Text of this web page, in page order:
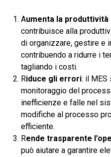
Aumenta la produttività
contribuisce alla
di organizzare, gestire e
contribuendo a ridurre i
tagliando i costi.
Riduce gli errori: il MES
monitoraggio del
inefficienze e falle nel
modifiche al processo
efficiente.
Rende trasparente
può aiutare a garantire